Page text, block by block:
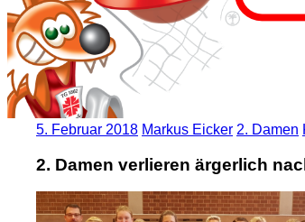
5. Februar 2018 Markus Eicker 2. Damen
2. Damen verlieren ärgerlich